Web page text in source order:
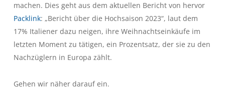
machen. Dies geht aus dem aktuellen Bericht von hervor
Packlink: „Bericht über die Hochsaison 2023“, laut dem
17% Italiener dazu neigen, ihre Weihnachtseinkäufe im
letzten Moment zu tätigen, ein Prozentsatz, der sie zu den
Nachzüglern in Europa zählt.
Gehen wir näher darauf ein.